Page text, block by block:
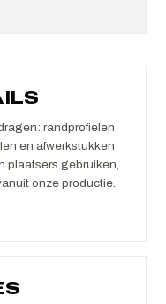
randprofielen
en afwerkstukken
plaatsers gebruiken,
onze productie.